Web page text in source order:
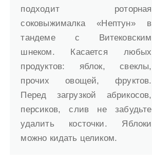
подходит роторная
соковыжималка «Нептун» в
тандеме с Витековским
шнеком. Касается любых
продуктов: яблок, свеклы,
прочих овощей, фруктов.
Перед загрузкой абрикосов,
персиков, слив не забудьте
удалить косточки. Яблоки
можно кидать целиком.